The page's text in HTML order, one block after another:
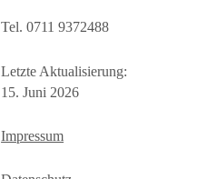
Tel. 0711 9372488
Letzte Aktualisierung:
15. Juni 2026
Impressum